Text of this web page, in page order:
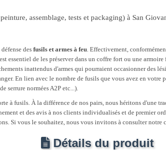
assemblage, tests et packaging) à San
desfusils et armes à feu . Effectivement,
essentiel de les préserver dans un coffre fort ou une
inattendus d'armes qui pourraient occasionner des
En lien avec le nombre de fusils que vous avez en
serrure normées A2P etc...).
à fusils. À la différence de nos pairs, nous héritons d'une
et des avis à nos clients individualisés et de premier
Si vous le souhaitez, nous vous invitons à consulter
Détails du produit